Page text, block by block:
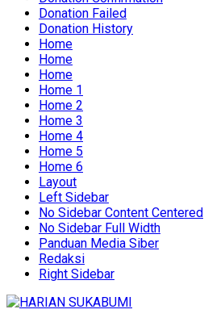
Donation Failed
Donation History
Home
Home
Home
Home 1
Home 2
Home 3
Home 4
Home 5
Home 6
Layout
Left Sidebar
No Sidebar Content Centered
No Sidebar Full Width
Panduan Media Siber
Redaksi
Right Sidebar